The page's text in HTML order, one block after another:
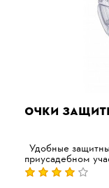
ОЧКИ
Удобные
приусадебном